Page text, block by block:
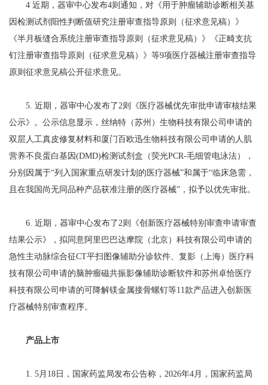
4 近期，器审中心发布4则通知，对《用于肿瘤辅助诊断相关基
因检测试剂阳性判断值研究注册审查指导原则（征求意见稿）》
《半月板缝合系统注册审查指导原则（征求意见稿）》《正畸支抗
钉注册审查指导原则（征求意见稿）》等9项医疗器械注册审查指导
原则征求意见稿公开征求意见。
5. 近期，器审中心发布了2则《医疗器械优先审批申请审核结果
公示》。公示信息显示，丝纳特（苏州）生物科技有限公司申请的
双层人工真皮修复材料和厦门百欧迅生物科技有限公司申请的人肌
营养不良蛋白基因(DMD)检测试剂盒（荧光PCR-毛细管电泳法），
分别因属于“列入国家重点研发计划的医疗器械”和属于“临床急需，
且在我国尚无同品种产品获准注册的医疗器械”，拟予以优先审批。
6. 近期，器审中心发布了2则《创新医疗器械特别审查申请审查
结果公示》，拟同意阿里巴巴达摩院（北京）科技有限公司申请的
急性主动脉综合征CT平扫图像辅助分诊软件、复影（上海）医疗科
技有限公司申请的脑肿瘤磁共振影像辅助诊断软件和苏州卓恰医疗
科技有限公司申请的可降解镁金属接骨螺钉等11款产品进入创新医
疗器械特别审查程序。
产品上市
1. 5月18日，国家药监局发布公告称，2026年4月，国家药监局